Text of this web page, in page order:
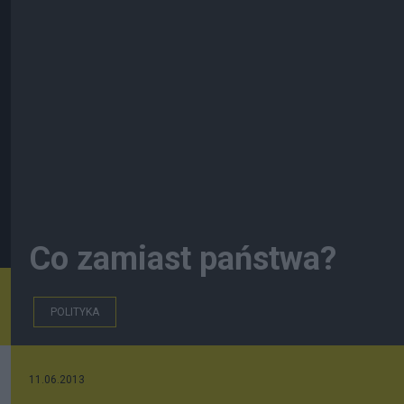
Co zamiast państwa?
POLITYKA
11.06.2013